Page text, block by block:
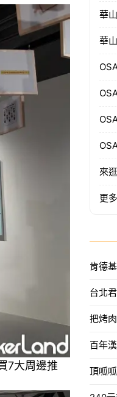
7大周邊推
華
來